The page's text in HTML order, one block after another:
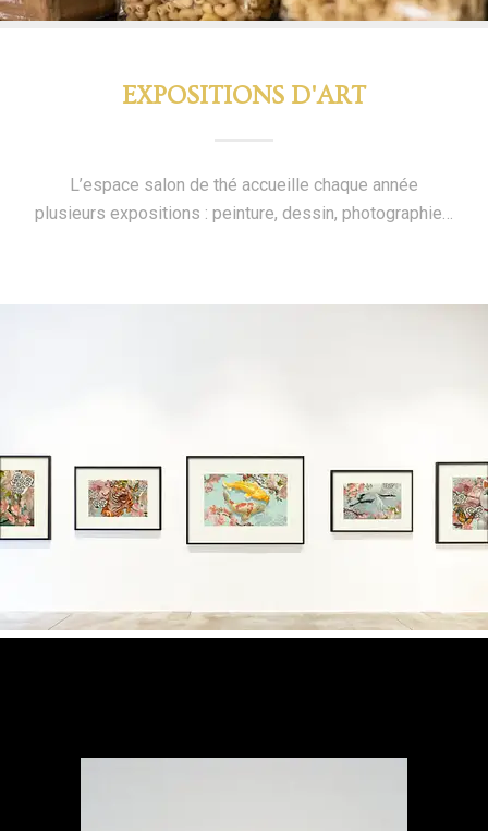
EXPOSITIONS D'ART
L’espace salon de thé accueille chaque année
plusieurs expositions : peinture, dessin, photographie…